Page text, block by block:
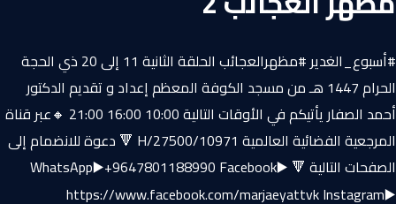
#أسبوع_الغدير #مظهرالعجائب الحلقة الثانية 11 إلى 20 ذي الحجة
الحرام 1447 هـ من مسجد الكوفة المعظم إعداد و تقديم الدكتور
أحمد الصفار يأتيكم في الأوقات التالية 10:00 16:00 21:00 🔸عبر قناة
المرجعية الفضائية العالمية 10971/H/27500 🔻 دعوة للانضمام إلى
الصفحات التالية 🔻 WhatsApp▶️+9647801188990 Facebook▶️
https://www.facebook.com/marjaeyattvk Instagram▶️